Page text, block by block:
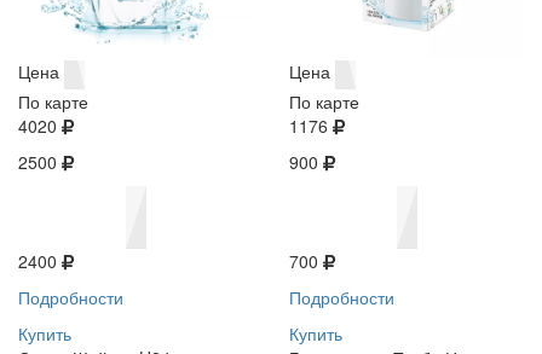
Цена
По карте
4020
2500
2400
Подробности
Купить
Цена
По карте
1176
900
700
Подробности
Купить